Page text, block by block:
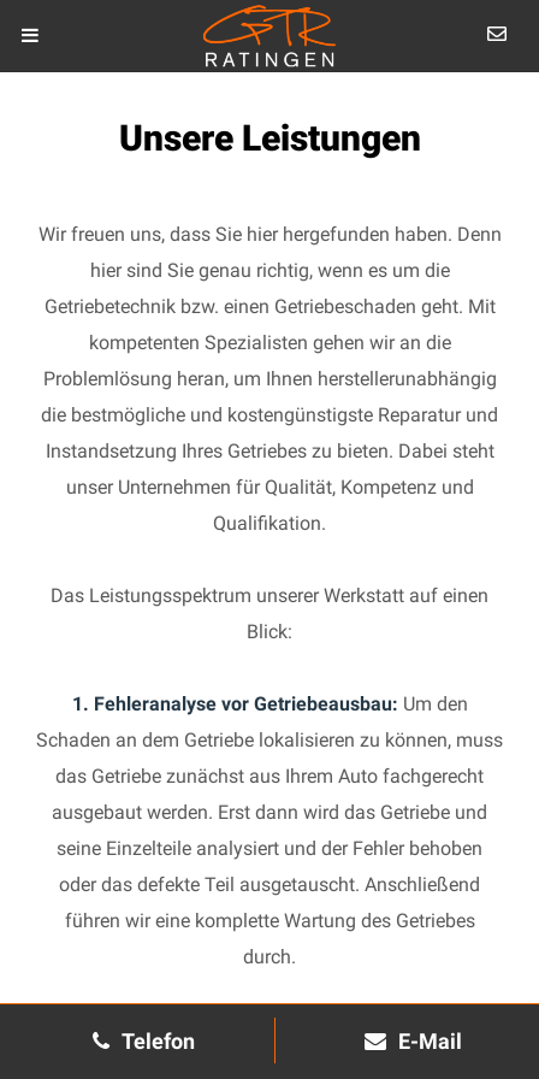
Telefon E-Mail
Unsere Leistungen
Wir freuen uns, dass Sie hier hergefunden haben. Denn
hier sind Sie genau richtig, wenn es um die
Getriebetechnik bzw. einen Getriebeschaden geht. Mit
kompetenten Spezialisten gehen wir an die
Problemlösung heran, um Ihnen herstellerunabhängig
die bestmögliche und kostengünstigste Reparatur und
Instandsetzung Ihres Getriebes zu bieten. Dabei steht
unser Unternehmen für Qualität, Kompetenz und
Qualifikation.
Das Leistungsspektrum unserer Werkstatt auf einen
Blick:
1. Fehleranalyse vor Getriebeausbau: Um den
Schaden an dem Getriebe lokalisieren zu können, muss
das Getriebe zunächst aus Ihrem Auto fachgerecht
ausgebaut werden. Erst dann wird das Getriebe und
seine Einzelteile analysiert und der Fehler behoben
oder das defekte Teil ausgetauscht. Anschließend
führen wir eine komplette Wartung des Getriebes
durch.
2. Manuelles Getriebe:
Die Reparatur eines komplexen
Schaltgetriebes ist äußerst aufwendig und benötigt